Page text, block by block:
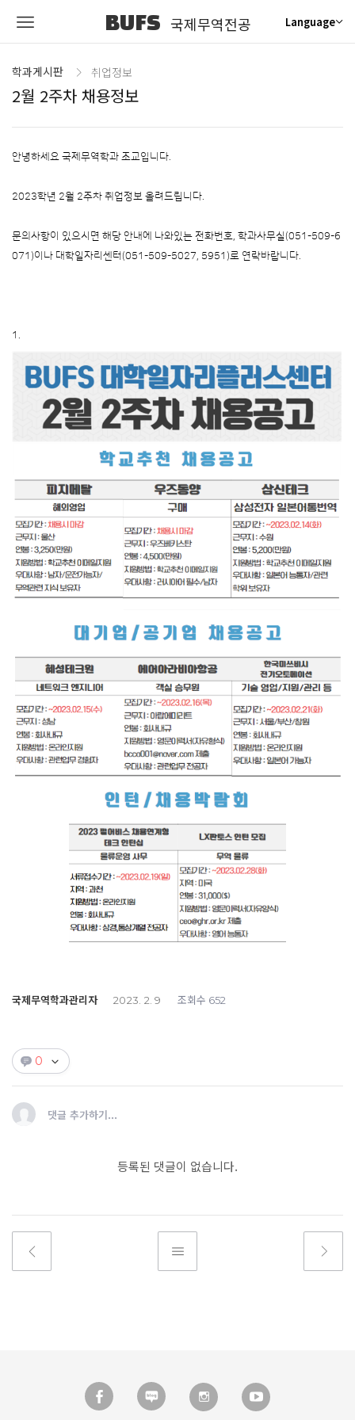
BUFS 국제무역전공 Language
학과게시판 취업정보
2월 2주차 채용정보
안녕하세요 국제무역학과 조교입니다.
2023학년 2월 2주차 취업정보 올려드립니다.
문의사항이 있으시면 해당 안내에 나와있는 전화번호, 학과사무실(051-509-6
071)이나 대학일자리센터(051-509-5027, 5951)로 연락바랍니다.
1.
국제무역학과관리자 2023. 2. 9 조회수 652
0
댓글 추가하기...
등록된 댓글이 없습니다.